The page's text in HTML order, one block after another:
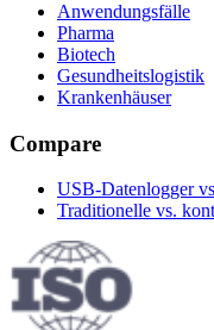
Anwendungsfälle
Pharma
Biotech
Gesundheitslogistik
Krankenhäuser
Compare
USB-Datenlogger
Traditionelle vs.